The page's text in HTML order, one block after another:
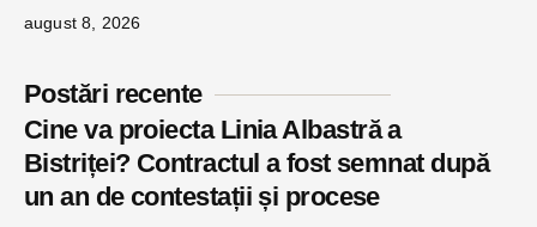
august 8, 2026
Postări recente
Cine va proiecta Linia Albastră a
Bistriței? Contractul a fost semnat după
un an de contestații și procese